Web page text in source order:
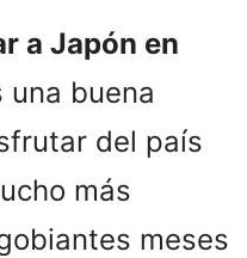
a Japón en
una buena
del país
más
meses